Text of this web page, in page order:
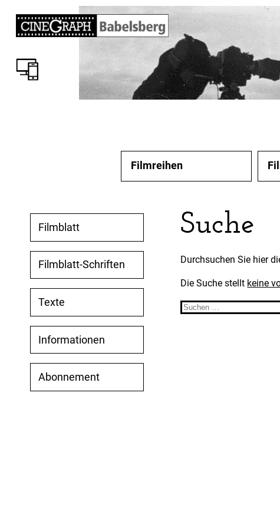
Filmreihen
Filmblatt
Filmblatt-Schriften
Texte
Informationen
Abonnement
Suche
Durchsuchen Sie hier
Die Suche stellt keine
Suchen